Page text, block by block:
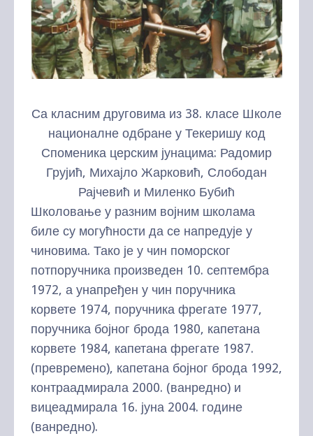
Са класним друговима из 38. класе Школе
националне одбране у Текеришу код
Споменика церским јунацима: Радомир
Грујић, Михајло Жарковић, Слободан
Рајчевић и Миленко Бубић
Школовање у разним војним школама
биле су могућности да се напредује у
чиновима. Тако је у чин поморског
потпоручника произведен 10. септембра
1972, а унапређен у чин поручника
корвете 1974, поручника фрегате 1977,
поручника бојног брода 1980, капетана
корвете 1984, капетана фрегате 1987.
(превремено), капетана бојног брода 1992,
контраадмирала 2000. (ванредно) и
вицеадмирала 16. јуна 2004. године
(ванредно).